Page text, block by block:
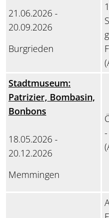
21.06.2026 -
20.09.2026
Burgrieden
Stadtmuseum:
Patrizier, Bombasin,
Bonbons
18.05.2026 -
20.12.2026
Memmingen